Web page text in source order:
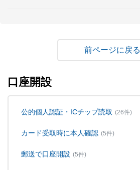
戻る
口座開設
公的個人認証・ICチップ読取 (26件)
カード受取時に本人確認 (5件)
郵送で口座開設 (5件)